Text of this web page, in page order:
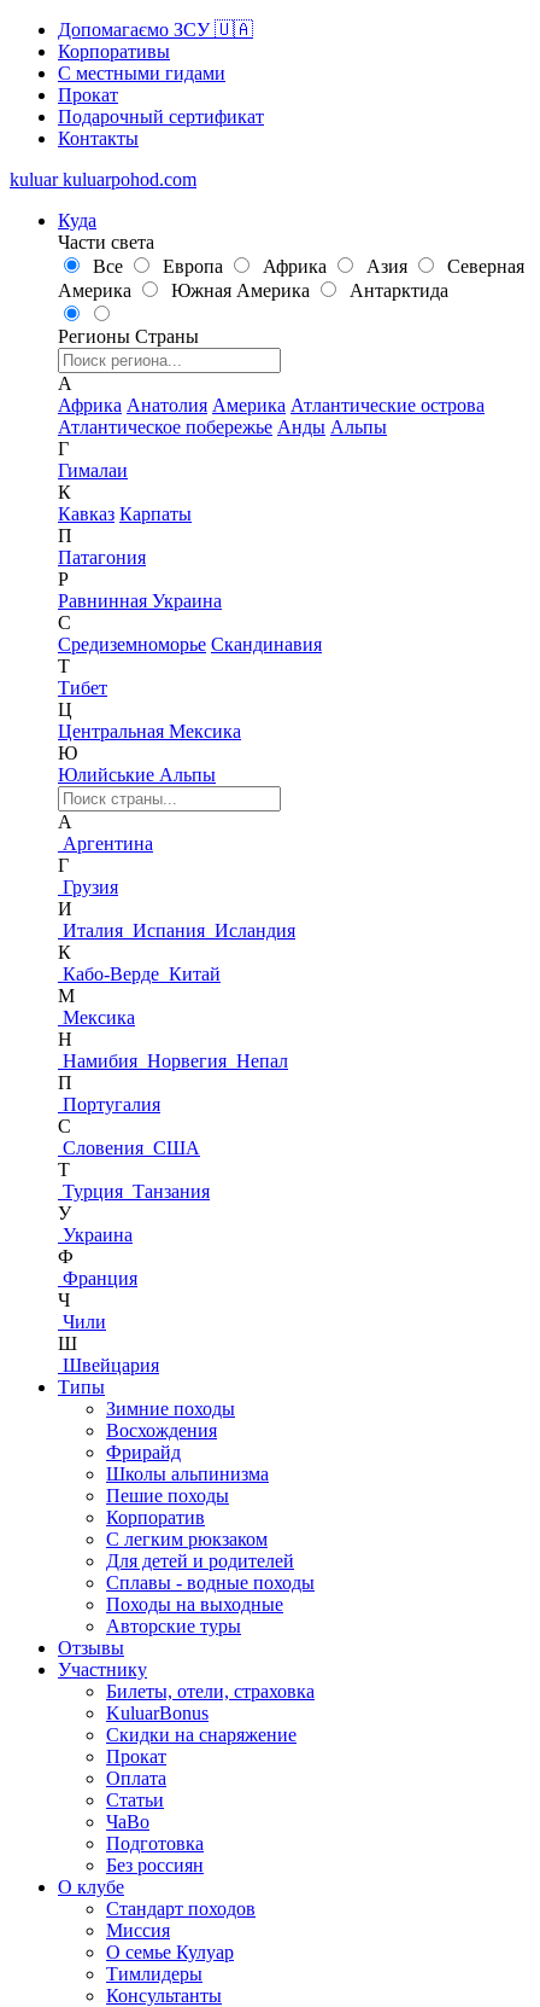
Допомагаємо ЗСУ 🇺🇦
Корпоративы
С местными гидами
Прокат
Подарочный сертификат
Контакты
kuluar kuluarpohod.com
Куда
Части света
Все
Европа Африка Азия
Северная
Америка
Южная Америка Антарктида
Регионы Страны
А
Африка Анатолия Америка Атлантические острова
Атлантическое побережье Анды Альпы
Г
Гималаи
К
Кавказ Карпаты
П
Патагония
Р
Равнинная Украина
С
Средиземноморье Скандинавия
Т
Тибет
Ц
Центральная Мексика
Ю
Юлийськие Альпы
А
Аргентина
Г
Грузия
И
Италия Испания Исландия
К
Кабо-Верде Китай
М
Мексика
Н
Намибия Норвегия Непал
П
Португалия
С
Словения США
Т
Турция Танзания
У
Украина
Ф
Франция
Ч
Чили
Ш
Швейцария
Типы
Зимние походы
Восхождения
Фрирайд
Школы альпинизма
Пешие походы
Корпоратив
С легким рюкзаком
Для детей и родителей
Сплавы - водные походы
Походы на выходные
Авторские туры
Отзывы
Участнику
Билеты, отели, страховка
KuluarBonus
Скидки на снаряжение
Прокат
Оплата
Статьи
ЧаВо
Подготовка
Без россиян
О клубе
Стандарт походов
Миссия
О семье Кулуар
Тимлидеры
Консультанты